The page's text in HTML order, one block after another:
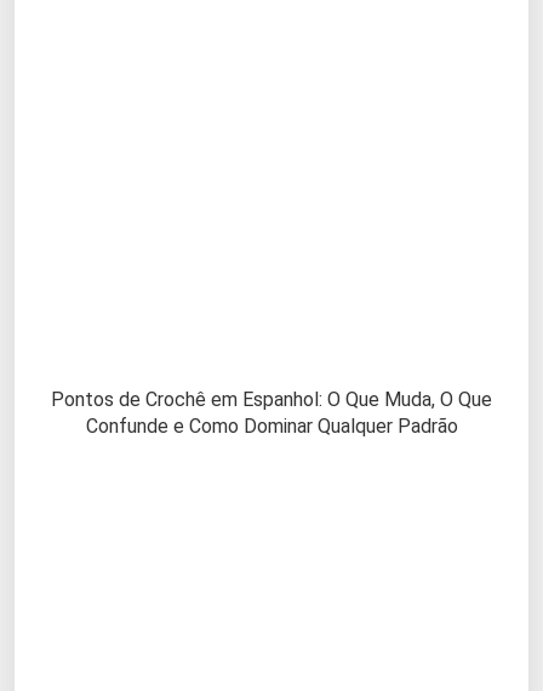
Pontos de Crochê em Espanhol: O Que Muda, O Que
Confunde e Como Dominar Qualquer Padrão